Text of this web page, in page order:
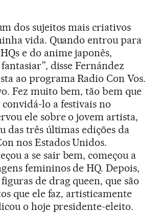
dos sujeitos mais criativos
vida. Quando entrou para
e do anime japonês,
disse Fernández
ao programa Radio Con Vos.
Fez muito bem, tão bem que
lo a festivais no
ele sobre o jovem artista,
das três últimas edições da
nos Estados Unidos.
a se sair bem, começou a
femininos de HQ. Depois,
de drag queen, que são
que ele faz, artisticamente
o hoje presidente-eleito.